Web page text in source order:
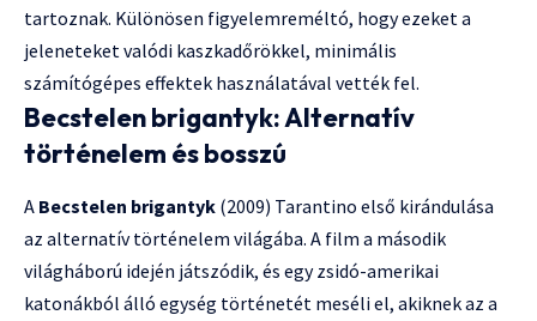
tartoznak. Különösen figyelemreméltó, hogy ezeket a
jeleneteket valódi kaszkadőrökkel, minimális
számítógépes effektek használatával vették fel.
Becstelen brigantyk: Alternatív
történelem és bosszú
A Becstelen brigantyk (2009) Tarantino első kirándulása
az alternatív történelem világába. A film a második
világháború idején játszódik, és egy zsidó-amerikai
katonákból álló egység történetét meséli el, akiknek az a